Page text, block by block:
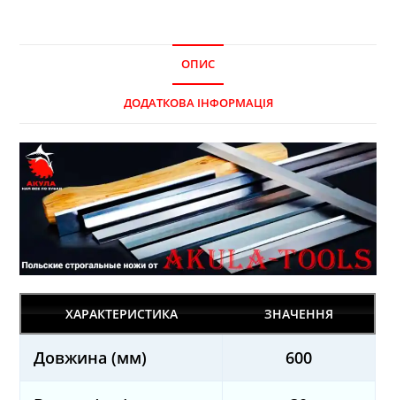
ОПИС
ДОДАТКОВА ІНФОРМАЦІЯ
ХАРАКТЕРИСТИКА ЗНАЧЕННЯ
Довжина (мм) 600